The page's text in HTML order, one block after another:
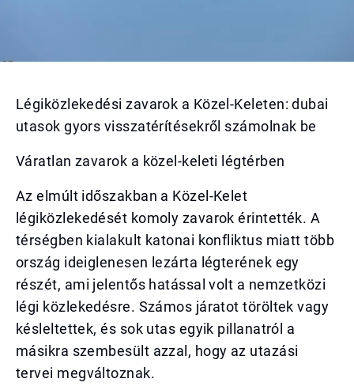
Légiközlekedési zavarok a Közel-Keleten: dubai
utasok gyors visszatérítésekről számolnak be
Váratlan zavarok a közel-keleti légtérben
Az elmúlt időszakban a Közel-Kelet
légiközlekedését komoly zavarok érintették. A
térségben kialakult katonai konfliktus miatt több
ország ideiglenesen lezárta légterének egy
részét, ami jelentős hatással volt a nemzetközi
légi közlekedésre. Számos járatot töröltek vagy
késleltettek, és sok utas egyik pillanatról a
másikra szembesült azzal, hogy az utazási
tervei megváltoznak.